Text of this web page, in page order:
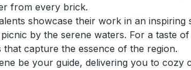
from every brick.
showcase their work in an
by the serene waters. For a taste
capture the essence of the region.
be your guide, delivering you to cozy